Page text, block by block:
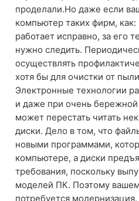
проделали.Но даже если
компьютер таких фирм,
работает исправно, за его
нужно следить.
осуществлять
хотя бы для очистки от
Электронные технологии
и даже при очень
может перестать читать
диски. Дело в том, что
новыми программами,
компьютере, а диски
требования, поскольку
моделей ПК. Поэтому
потребуется модернизация.